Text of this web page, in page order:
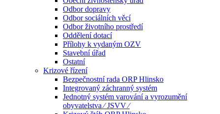
Odbor dopravy
Odbor sociálních věcí
Odbor životního prostředí
Oddělení dotací
Přílohy k vydaným OZV
Stavební úřad
Ostatní
Krizové řízení
Bezpečnostní rada ORP Hlinsko
Integrovaný záchranný systém
Jednotný systém varování a vyrozumění
obyvatelstva ⁄ JSVV ⁄